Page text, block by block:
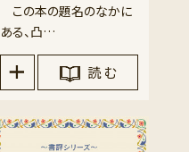
この本の題名のなかに
ある、凸…
読 む